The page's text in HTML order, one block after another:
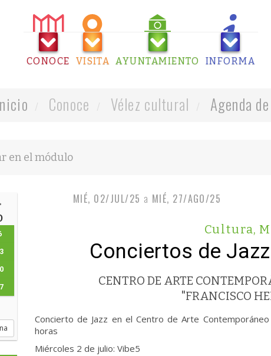
CONOCE VISITA AYUNTAMIENTO INFORMA
Conoce Vélez cultural Agenda
MIÉ, 02/JUL/25 a MIÉ, 27/AGO/25
Cultura,
Conciertos de
CENTRO DE ARTE
"FRANCISCO
Concierto de Jazz en el Centro de Arte
horas
Miércoles 2 de julio: Vibe5